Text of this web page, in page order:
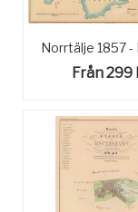
Från 299